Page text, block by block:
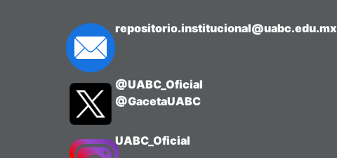
repositorio.institucional@uabc.edu.mx
@UABC_Oficial
@GacetaUABC
UABC_Oficial